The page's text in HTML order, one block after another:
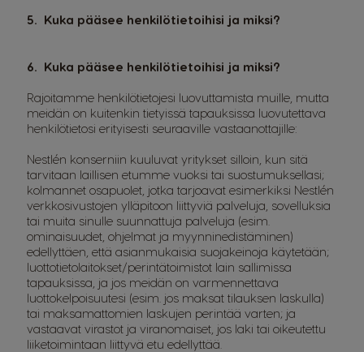
5. Kuka pääsee henkilötietoihisi ja miksi?
6. Kuka pääsee henkilötietoihisi ja miksi?
Rajoitamme henkilötietojesi luovuttamista muille, mutta
meidän on kuitenkin tietyissä tapauksissa luovutettava
henkilötietosi erityisesti seuraaville vastaanottajille:
Nestlén konserniin kuuluvat yritykset silloin, kun sitä
tarvitaan laillisen etumme vuoksi tai suostumuksellasi;
kolmannet osapuolet, jotka tarjoavat esimerkiksi Nestlén
verkkosivustojen ylläpitoon liittyviä palveluja, sovelluksia
tai muita sinulle suunnattuja palveluja (esim.
ominaisuudet, ohjelmat ja myynninedistäminen)
edellyttäen, että asianmukaisia suojakeinoja käytetään;
luottotietolaitokset/perintätoimistot lain sallimissa
tapauksissa, ja jos meidän on varmennettava
luottokelpoisuutesi (esim. jos maksat tilauksen laskulla)
tai maksamattomien laskujen perintää varten; ja
vastaavat virastot ja viranomaiset, jos laki tai oikeutettu
liiketoimintaan liittyvä etu edellyttää.